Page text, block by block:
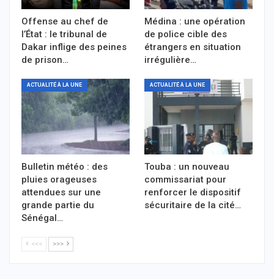
Offense au chef de
l’État : le tribunal de
Dakar inflige des peines
de prison…
Médina : une opération
de police cible des
étrangers en situation
irrégulière…
ACTUALITÉ À LA UNE
Bulletin météo : des
pluies orageuses
attendues sur une
grande partie du
Sénégal…
ACTUALITÉ À LA UNE
Touba : un nouveau
commissariat pour
renforcer le dispositif
sécuritaire de la cité…
<<< >>>